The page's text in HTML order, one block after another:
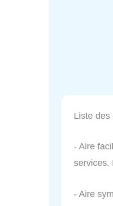
Liste des
- Aire
services.
- Aire